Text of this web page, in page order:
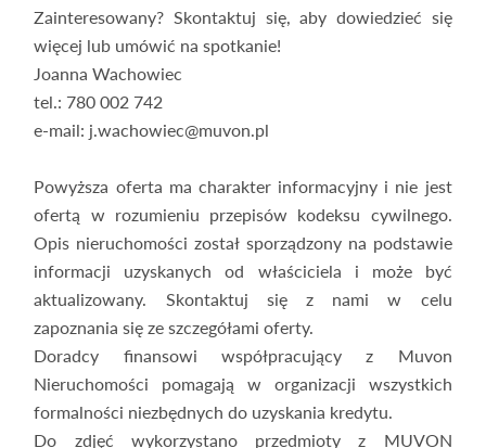
Zainteresowany? Skontaktuj się, aby dowiedzieć się
więcej lub umówić na spotkanie!
Joanna Wachowiec
tel.: 780 002 742
e-mail: j.wachowiec@muvon.pl
Powyższa oferta ma charakter informacyjny i nie jest
ofertą w rozumieniu przepisów kodeksu cywilnego.
Opis nieruchomości został sporządzony na podstawie
informacji uzyskanych od właściciela i może być
aktualizowany. Skontaktuj się z nami w celu
zapoznania się ze szczegółami oferty.
Doradcy finansowi współpracujący z Muvon
Nieruchomości pomagają w organizacji wszystkich
formalności niezbędnych do uzyskania kredytu.
Do zdjęć wykorzystano przedmioty z MUVON